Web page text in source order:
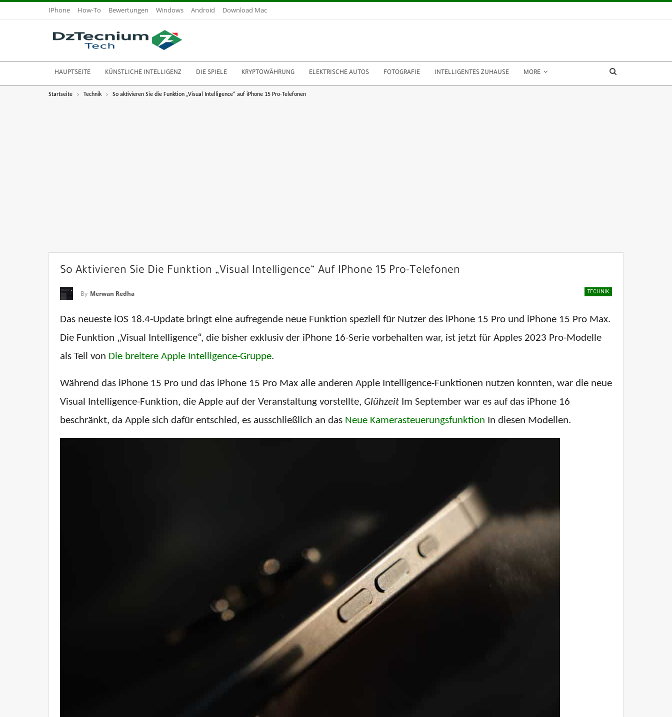
IPhone How-To Bewertungen Windows Android Download Mac
HAUPTSEITE KÜNSTLICHE INTELLIGENZ DIE SPIELE KRYPTOWÄHRUNG ELEKTRISCHE AUTOS FOTOGRAFIE INTELLIGENTES ZUHAUSE MORE
Startseite Technik So aktivieren Sie die Funktion „Visual Intelligence“ auf iPhone 15 Pro-Telefonen
So Aktivieren Sie Die Funktion „Visual Intelligence“ Auf IPhone 15 Pro-Telefonen
TECHNIK
By Merwan Redha
Das neueste iOS 18.4-Update bringt eine aufregende neue Funktion speziell für Nutzer des iPhone 15 Pro und iPhone 15 Pro Max.
Die Funktion „Visual Intelligence“, die bisher exklusiv der iPhone 16-Serie vorbehalten war, ist jetzt für Apples 2023 Pro-Modelle
als Teil von Die breitere Apple Intelligence-Gruppe.
Während das iPhone 15 Pro und das iPhone 15 Pro Max alle anderen Apple Intelligence-Funktionen nutzen konnten, war die neue
Visual Intelligence-Funktion, die Apple auf der Veranstaltung vorstellte, Glühzeit Im September war es auf das iPhone 16
beschränkt, da Apple sich dafür entschied, es ausschließlich an das Neue Kamerasteuerungsfunktion In diesen Modellen.